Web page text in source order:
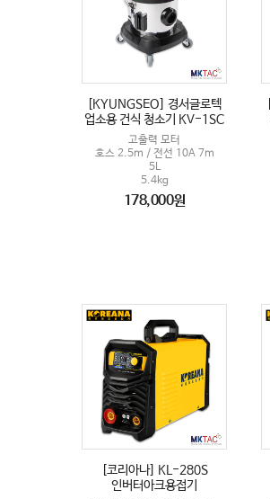
[KYUNGSEO] 경서글로텍
업소용 건식 청소기 KV-1SC
고출력 모터
호스 2.5m / 전선 10A 7m
5L
5.4kg
178,000원
[코리아나] KL-280S
인버터아크용접기